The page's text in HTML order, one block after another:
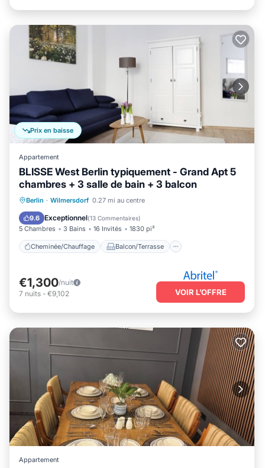
Prix en baisse
Appartement
BLISSE West Berlin typiquement - Grand Apt 5
chambres + 3 salle de bain + 3 balcon
Berlin · Wilmersdorf 0.27 mi au centre
9.6 Exceptionnel(13 Commentaires)
5 Chambres 3 Bains 16 Invités 1830 pi²
Cheminée/Chauffage Balcon/Terrasse
Cheminée/Chauffage
Cuisine
Internet
€1,300/nuit
7 nuits - €9,102 VOIR L’OFFRE
Appartement